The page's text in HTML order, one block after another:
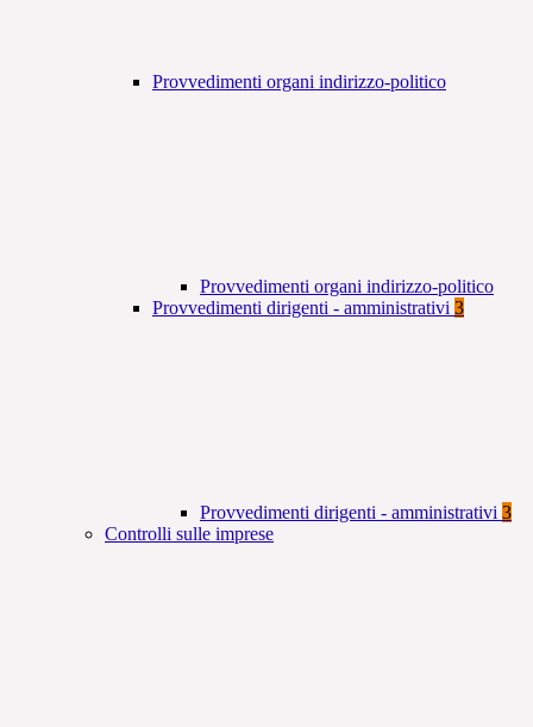
Provvedimenti organi indirizzo-politico
Provvedimenti organi indirizzo-politico
Provvedimenti dirigenti - amministrativi 3
Provvedimenti dirigenti - amministrativi 3
Controlli sulle imprese